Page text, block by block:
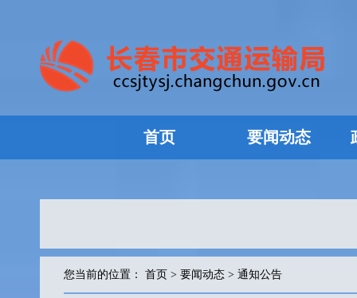
首页 要闻动态
您当前的位置： 首页 > 要闻动态 > 通知公告